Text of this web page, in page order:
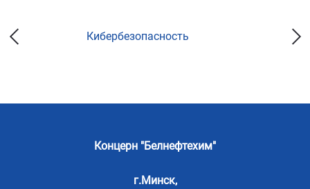
Кибербезопасность
Концерн "Белнефтехим"
г.Минск,